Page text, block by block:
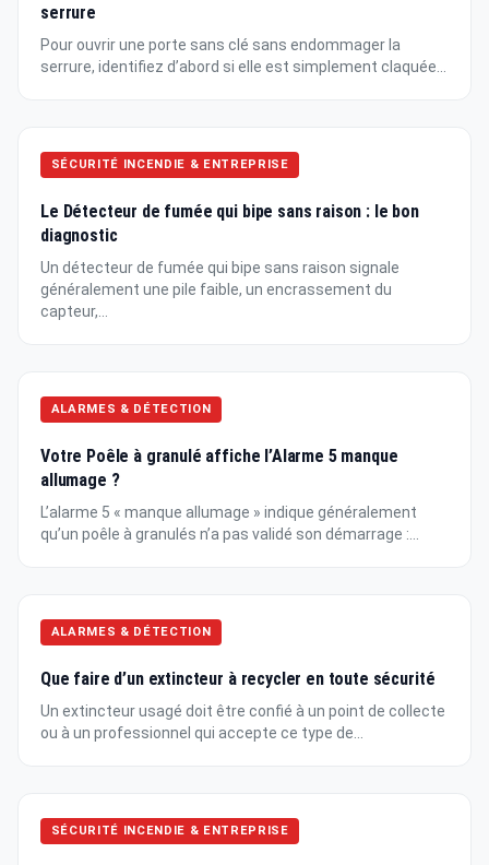
serrure
Pour ouvrir une porte sans clé sans endommager la
serrure, identifiez d’abord si elle est simplement claquée...
SÉCURITÉ INCENDIE & ENTREPRISE
Le Détecteur de fumée qui bipe sans raison : le bon
diagnostic
Un détecteur de fumée qui bipe sans raison signale
généralement une pile faible, un encrassement du
capteur,...
ALARMES & DÉTECTION
Votre Poêle à granulé affiche l’Alarme 5 manque
allumage ?
L’alarme 5 « manque allumage » indique généralement
qu’un poêle à granulés n’a pas validé son démarrage :...
ALARMES & DÉTECTION
Que faire d’un extincteur à recycler en toute sécurité
Un extincteur usagé doit être confié à un point de collecte
ou à un professionnel qui accepte ce type de...
SÉCURITÉ INCENDIE & ENTREPRISE